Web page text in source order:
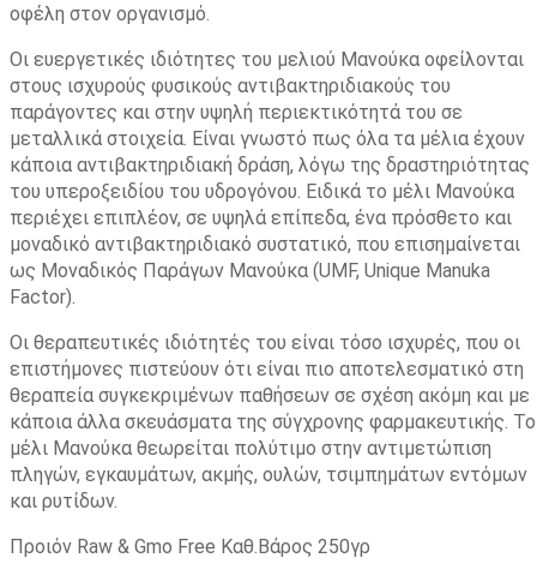
οφέλη στον οργανισμό.
Οι ευεργετικές ιδιότητες του μελιού Μανούκα οφείλονται
στους ισχυρούς φυσικούς αντιβακτηριδιακούς του
παράγοντες και στην υψηλή περιεκτικότητά του σε
μεταλλικά στοιχεία. Είναι γνωστό πως όλα τα μέλια έχουν
κάποια αντιβακτηριδιακή δράση, λόγω της δραστηριότητας
του υπεροξειδίου του υδρογόνου. Ειδικά το μέλι Μανούκα
περιέχει επιπλέον, σε υψηλά επίπεδα, ένα πρόσθετο και
μοναδικό αντιβακτηριδιακό συστατικό, που επισημαίνεται
ως Μοναδικός Παράγων Μανούκα (UMF, Unique Manuka
Factor).
Οι θεραπευτικές ιδιότητές του είναι τόσο ισχυρές, που οι
επιστήμονες πιστεύουν ότι είναι πιο αποτελεσματικό στη
θεραπεία συγκεκριμένων παθήσεων σε σχέση ακόμη και με
κάποια άλλα σκευάσματα της σύγχρονης φαρμακευτικής. Το
μέλι Μανούκα θεωρείται πολύτιμο στην αντιμετώπιση
πληγών, εγκαυμάτων, ακμής, ουλών, τσιμπημάτων εντόμων
και ρυτίδων.
Προιόν Raw & Gmo Free Καθ.Βάρος 250γρ